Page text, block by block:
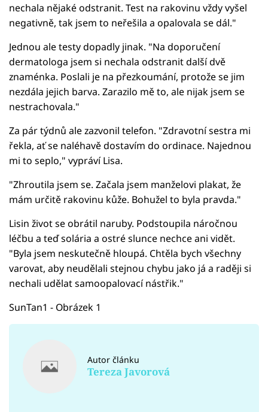
nechala nějaké odstranit. Test na rakovinu vždy vyšel
negativně, tak jsem to neřešila a opalovala se dál."
Jednou ale testy dopadly jinak. "Na doporučení
dermatologa jsem si nechala odstranit další dvě
znaménka. Poslali je na přezkoumání, protože se jim
nezdála jejich barva. Zarazilo mě to, ale nijak jsem se
nestrachovala."
Za pár týdnů ale zazvonil telefon. "Zdravotní sestra mi
řekla, ať se naléhavě dostavím do ordinace. Najednou
mi to seplo," vypráví Lisa.
"Zhroutila jsem se. Začala jsem manželovi plakat, že
mám určitě rakovinu kůže. Bohužel to byla pravda."
Lisin život se obrátil naruby. Podstoupila náročnou
léčbu a teď solária a ostré slunce nechce ani vidět.
"Byla jsem neskutečně hloupá. Chtěla bych všechny
varovat, aby neudělali stejnou chybu jako já a raději si
nechali udělat samoopalovací nástřik."
SunTan1 - Obrázek 1
Autor článku
Tereza Javorová